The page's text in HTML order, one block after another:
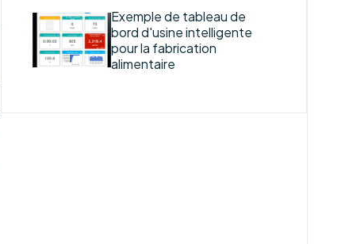
Exemple de tableau de
bord d'usine intelligente
pour la fabrication
alimentaire